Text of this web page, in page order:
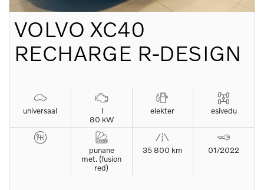
VOLVO XC40
RECHARGE R-DESIGN
universaal
l
80 kW
elekter esivedu
punane
met. (fusion
red)
35 800 km 01/2022